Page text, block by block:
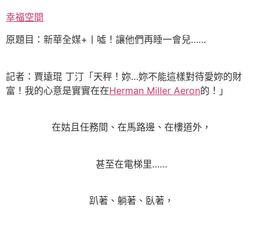
幸福空間
原題目：新華全媒+丨噓！讓他們再睡一會兒……
記者：賈遠琨 丁汀「天秤！妳…妳不能這樣對待愛妳的財
富！我的心意是實實在在Herman Miller Aeron的！」
在姑且任務間、在馬路邊、在樓道外，
甚至在電梯里……
趴著、躺著、臥著，